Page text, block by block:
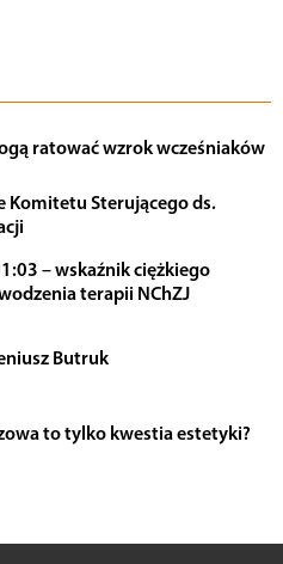
ratować wzrok wcześniaków
Komitetu Sterującego ds.
– wskaźnik ciężkiego
terapii NChZJ
Butruk
to tylko kwestia estetyki?